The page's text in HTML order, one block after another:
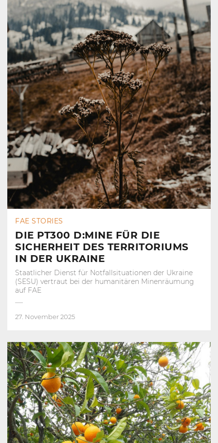
FAE STORIES
DIE PT300 D:MINE FÜR DIE
SICHERHEIT DES TERRITORIUMS
IN DER UKRAINE
Staatlicher Dienst für Notfallsituationen der Ukraine
(SESU) vertraut bei der humanitären Minenräumung
auf FAE
27. November 2025